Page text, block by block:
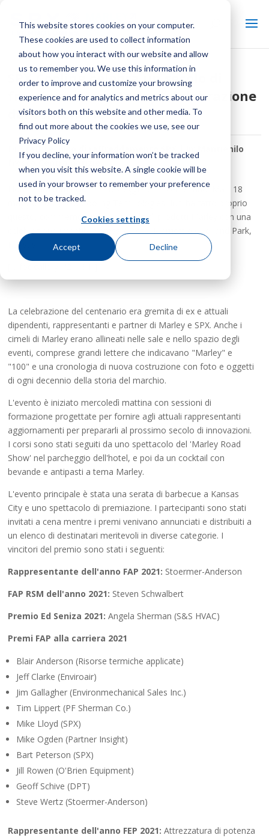
This website stores cookies on your computer.
These cookies are used to collect information
about how you interact with our website and allow
us to remember you. We use this information in
order to improve and customize your browsing
experience and for analytics and metrics about our
visitors both on this website and other media. To
find out more about the cookies we use, see our
Privacy Policy
If you decline, your information won’t be tracked
when you visit this website. A single cookie will be
used in your browser to remember your preference
not to be tracked.
Cookies settings
Accept Decline
SPX Cooling celebra un secolo di
freschezza con Marley® Celebrazione
del centenario
Staff tecnico di raffreddamento SPX
Mantienilo
fresco Centro notizie
Non capita tutti i giorni di festeggiare un centenario. Ma il 18
maggio 2022, SPX Cooling Technologies, Inc. ha fatto proprio
questo, commemorando un secolo di prodotti Marley con una
celebrazione irripetibile presso l’hotel Marriott a Overland Park,
Kansas.
La celebrazione del centenario era gremita di ex e attuali
dipendenti, rappresentanti e partner di Marley e SPX. Anche i
cimeli di Marley erano allineati nelle sale e nello spazio degli
eventi, comprese grandi lettere che indicavano "Marley" e
"100" e una cronologia di nuova costruzione con foto e oggetti
di ogni decennio della storia del marchio.
L'evento è iniziato mercoledì mattina con sessioni di
formazione progettate per fornire agli attuali rappresentanti
aggiornamenti per prepararli al prossimo secolo di innovazioni.
I corsi sono stati seguiti da uno spettacolo del 'Marley Road
Show' nel parcheggio dell'hotel, e poi da un cocktail con
bevande e antipasti a tema Marley.
L'evento principale è stata una serata di barbecue a Kansas
City e uno spettacolo di premiazione. I partecipanti sono stati
invitati a cena mentre i premi venivano annunciati e distribuiti a
un elenco di destinatari meritevoli in diverse categorie. I
vincitori del premio sono stati i seguenti:
Rappresentante dell'anno FAP 2021: Stoermer-Anderson
FAP RSM dell'anno 2021: Steven Schwalbert
Premio Ed Seniza 2021: Angela Sherman (S&S HVAC)
Premi FAP alla carriera 2021
Blair Anderson (Risorse termiche applicate)
Jeff Clarke (Enviroair)
Jim Gallagher (Environmechanical Sales Inc.)
Tim Lippert (PF Sherman Co.)
Mike Lloyd (SPX)
Mike Ogden (Partner Insight)
Bart Peterson (SPX)
Jill Rowen (O'Brien Equipment)
Geoff Schive (DPT)
Steve Wertz (Stoermer-Anderson)
Rappresentante dell'anno FEP 2021:Attrezzatura di potenza